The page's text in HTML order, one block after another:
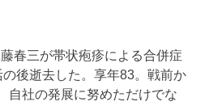
春三が帯状疱疹による合併症
後逝去した。享年83。戦前か
自社の発展に努めただけでな